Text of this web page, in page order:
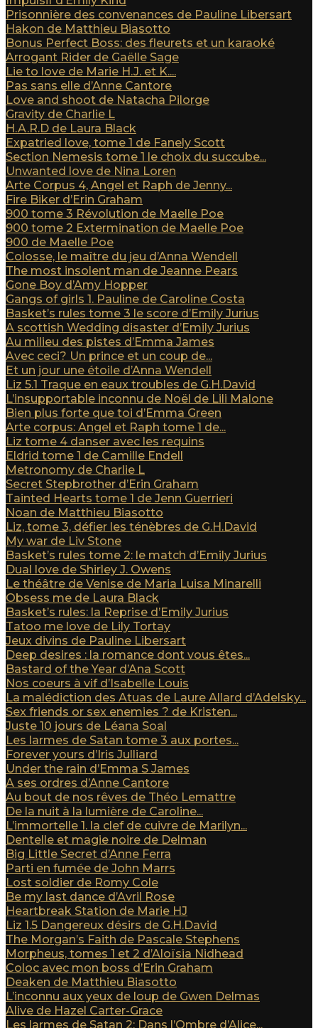
Prisonnière des convenances de Pauline Libersart
Hakon de Matthieu Biasotto
Bonus Perfect Boss: des fleurets et un karaoké
Arrogant Rider de Gaëlle Sage
Lie to love de Marie H.J. et K....
Pas sans elle d’Anne Cantore
Love and shoot de Natacha Pilorge
Gravity de Charlie L
H.A.R.D de Laura Black
Expatried love, tome 1 de Fanely Scott
Section Nemesis tome 1 le choix du succube...
Unwanted love de Nina Loren
Arte Corpus 4, Angel et Raph de Jenny...
Fire Biker d’Erin Graham
900 tome 3 Révolution de Maelle Poe
900 tome 2 Extermination de Maelle Poe
900 de Maelle Poe
Colosse, le maître du jeu d’Anna Wendell
The most insolent man de Jeanne Pears
Gone Boy d’Amy Hopper
Gangs of girls 1. Pauline de Caroline Costa
Basket’s rules tome 3 le score d’Emily Jurius
A scottish Wedding disaster d’Emily Jurius
Au milieu des pistes d’Emma James
Avec ceci? Un prince et un coup de...
Et un jour une étoile d’Anna Wendell
Liz 5.1 Traque en eaux troubles de G.H.David
L’insupportable inconnu de Noël de Lili Malone
Bien plus forte que toi d’Emma Green
Arte corpus: Angel et Raph tome 1 de...
Liz tome 4 danser avec les requins
Eldrid tome 1 de Camille Endell
Metronomy de Charlie L
Secret Stepbrother d’Erin Graham
Tainted Hearts tome 1 de Jenn Guerrieri
Noan de Matthieu Biasotto
Liz, tome 3, défier les ténèbres de G.H.David
My war de Liv Stone
Basket’s rules tome 2: le match d’Emily Jurius
Dual love de Shirley J. Owens
Le théâtre de Venise de Maria Luisa Minarelli
Obsess me de Laura Black
Basket’s rules: la Reprise d’Emily Jurius
Tatoo me love de Lily Tortay
Jeux divins de Pauline Libersart
Deep desires : la romance dont vous êtes...
Bastard of the Year d’Ana Scott
Nos coeurs à vif d’Isabelle Louis
La malédiction des Atuas de Laure Allard d’Adelsky...
Sex friends or sex enemies ? de Kristen...
Juste 10 jours de Léana Soal
Les larmes de Satan tome 3 aux portes...
Forever yours d’Iris Julliard
Under the rain d’Emma S James
A ses ordres d’Anne Cantore
Au bout de nos rêves de Théo Lemattre
De la nuit à la lumière de Caroline...
L’immortelle 1. la clef de cuivre de Marilyn...
Dentelle et magie noire de Delman
Big Little Secret d’Anne Ferra
Parti en fumée de John Marrs
Lost soldier de Romy Cole
Be my last dance d’Avril Rose
Heartbreak Station de Marie HJ
Liz 1.5 Dangereux désirs de G.H.David
The Morgan’s Faith de Pascale Stephens
Morpheus, tomes 1 et 2 d’Aloïsia Nidhead
Coloc avec mon boss d’Erin Graham
Deaken de Matthieu Biasotto
L’inconnu aux yeux de loup de Gwen Delmas
Alive de Hazel Carter-Grace
Les larmes de Satan 2: Dans l’Ombre d’Alice...